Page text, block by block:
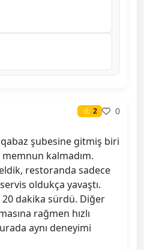
⭐ 2
0
şubesine gitmiş biri
kalmadım.
restoranda sadece
oldukça yavaştı.
20 dakika sürdü. Diğer
rağmen hızlı
aynı deneyimi